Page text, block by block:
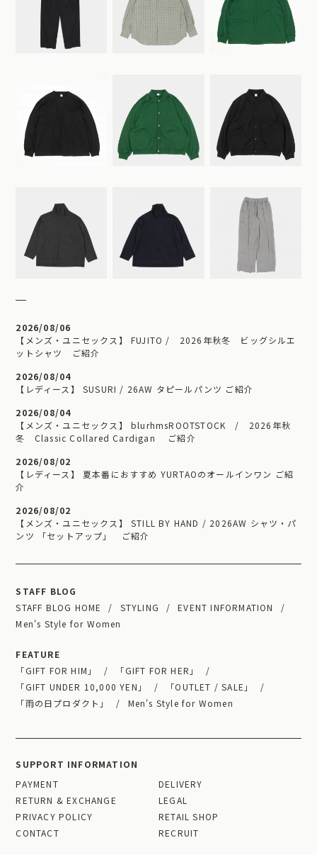
2026/08/06
【メンズ・ユニセックス】 FUJITO / 2026年秋冬 ビッグシルエ
ットシャツ ご紹介
2026/08/04
【レディース】 SUSURI / 26AW タピールパンツ ご紹介
2026/08/04
【メンズ・ユニセックス】 blurhmsROOTSTOCK / 2026年秋
冬 Classic Collared Cardigan ご紹介
2026/08/02
【レディース】 夏本番におすすめ YURTAOのオールインワン ご紹
介
2026/08/02
【メンズ・ユニセックス】 STILL BY HAND / 2026AW シャツ・パ
ンツ 「セットアップ」 ご紹介
STAFF BLOG
STAFF BLOG HOME
STYLING
EVENT INFORMATION
Men's Style for Women
FEATURE
「GIFT FOR HIM」
「GIFT FOR HER」
「GIFT UNDER 10,000 YEN」
「OUTLET / SALE」
「雨の日プロダクト」
Men's Style for Women
SUPPORT INFORMATION
PAYMENT
DELIVERY
RETURN & EXCHANGE
LEGAL
PRIVACY POLICY
RETAIL SHOP
CONTACT
RECRUIT